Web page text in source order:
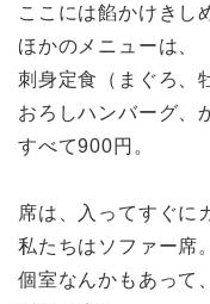
ここには餡かけきし
ほかのメニューは、
刺身定食（まぐろ、
おろしハンバーグ、
すべて900円。
席は、入ってすぐに
私たちはソファー席。
個室なんかもあって、